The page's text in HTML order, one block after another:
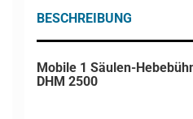
BESCHREIBUNG
Mobile 1 Säulen-
DHM 2500